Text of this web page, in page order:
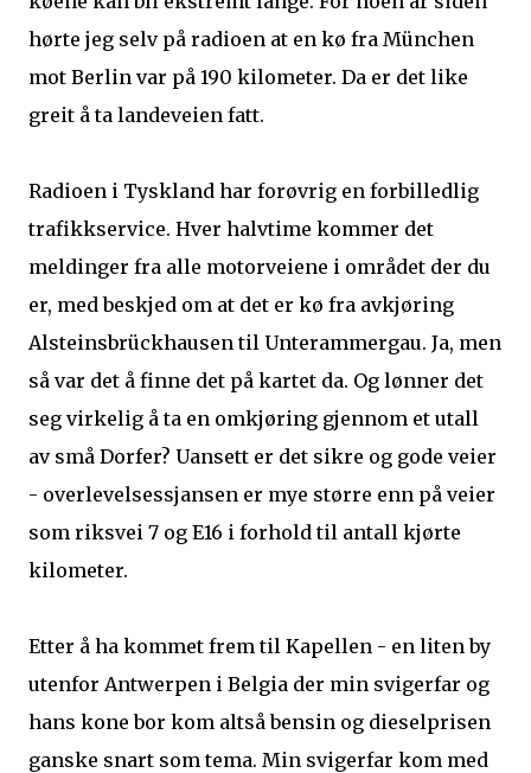
hørte jeg selv på radioen at en kø fra München
mot Berlin var på 190 kilometer. Da er det like
greit å ta landeveien fatt.
Radioen i Tyskland har forøvrig en forbilledlig
trafikkservice. Hver halvtime kommer det
meldinger fra alle motorveiene i området der du
er, med beskjed om at det er kø fra avkjøring
Alsteinsbrückhausen til Unterammergau. Ja, men
så var det å finne det på kartet da. Og lønner det
seg virkelig å ta en omkjøring gjennom et utall
av små Dorfer? Uansett er det sikre og gode veier
- overlevelsessjansen er mye større enn på veier
som riksvei 7 og E16 i forhold til antall kjørte
kilometer.
Etter å ha kommet frem til Kapellen - en liten by
utenfor Antwerpen i Belgia der min svigerfar og
hans kone bor kom altså bensin og dieselprisen
ganske snart som tema. Min svigerfar kom med